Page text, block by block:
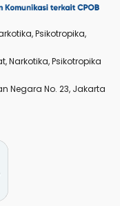
Psikotropika,
Narkotika, Psikotropika
Negara No. 23, Jakarta